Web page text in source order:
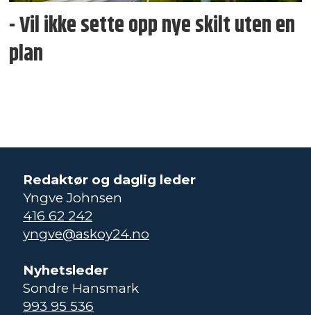
- Vil ikke sette opp nye skilt uten en
plan
Redaktør og daglig leder
Yngve Johnsen
416 62 242
yngve@askoy24.no
Nyhetsleder
Sondre Hansmark
993 95 536